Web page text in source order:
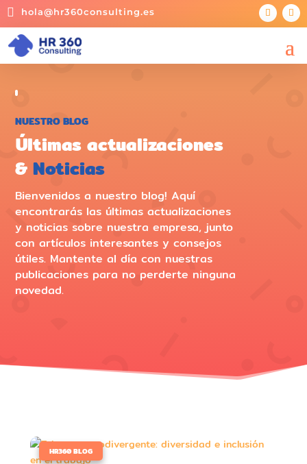
 hola@hr360consulting.es
NUESTRO BLOG
Últimas actualizaciones
&Noticias
Bienvenidos a nuestro blog! Aquí
encontrarás las últimas actualizaciones
y noticias sobre nuestra empresa, junto
con artículos interesantes y consejos
útiles. Mantente al día con nuestras
publicaciones para no perderte ninguna
novedad.
HR360 BLOG